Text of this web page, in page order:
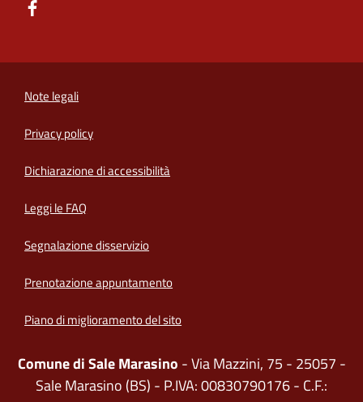
Note legali
Privacy policy
Dichiarazione di accessibilità
Leggi le FAQ
Segnalazione disservizio
Prenotazione appuntamento
Piano di miglioramento del sito
Comune di Sale Marasino - Via Mazzini, 75 - 25057 -
Sale Marasino (BS) - P.IVA: 00830790176 - C.F.: